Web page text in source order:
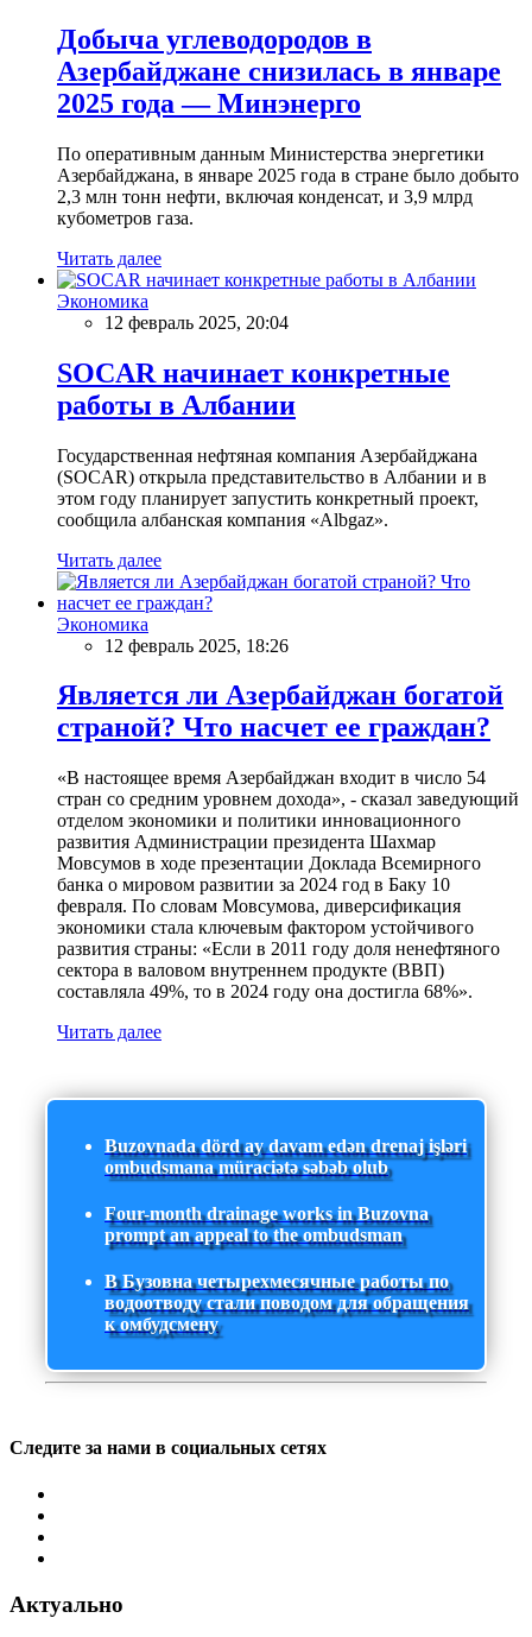
Добыча углеводородов в
Азербайджане снизилась в январе
2025 года — Минэнерго
По оперативным данным Министерства энергетики
Азербайджана, в январе 2025 года в стране было добыто
2,3 млн тонн нефти, включая конденсат, и 3,9 млрд
кубометров газа.
Читать далее
Экономика
12 февраль 2025, 20:04
SOCAR начинает конкретные
работы в Албании
Государственная нефтяная компания Азербайджана
(SOCAR) открыла представительство в Албании и в
этом году планирует запустить конкретный проект,
сообщила албанская компания «Albgaz».
Читать далее
Экономика
12 февраль 2025, 18:26
Является ли Азербайджан богатой
страной? Что насчет ее граждан?
«В настоящее время Азербайджан входит в число 54
стран со средним уровнем дохода», - сказал заведующий
отделом экономики и политики инновационного
развития Администрации президента Шахмар
Мовсумов в ходе презентации Доклада Всемирного
банка о мировом развитии за 2024 год в Баку 10
февраля. По словам Мовсумова, диверсификация
экономики стала ключевым фактором устойчивого
развития страны: «Если в 2011 году доля ненефтяного
сектора в валовом внутреннем продукте (ВВП)
составляла 49%, то в 2024 году она достигла 68%».
Читать далее
Buzovnada dörd ay davam edən drenaj işləri
ombudsmana müraciətə səbəb olub
Four-month drainage works in Buzovna
prompt an appeal to the ombudsman
В Бузовна четырехмесячные работы по
водоотводу стали поводом для обращения
к омбудсмену
Следите за нами в социальных сетях
Актуально